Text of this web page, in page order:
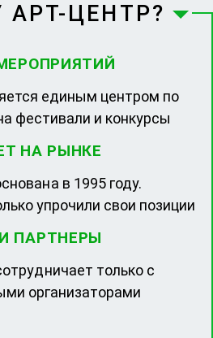
ЦЕНТР?
единым центром по
фестивали и конкурсы
НА РЫНКЕ
в 1995 году.
упрочили свои позиции
ПАРТНЕРЫ
только с
организаторами